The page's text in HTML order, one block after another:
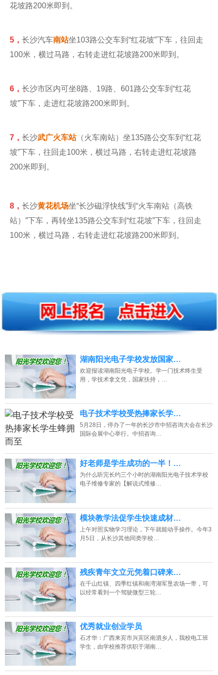
花坡路200米即到。
5， 长沙汽车南站坐103路公交车到“红花坡”下车，往回走
100米，横过马路，右转走进红花坡路200米即到。
6， 长沙市区内可坐8路、19路、601路公交车到“红花
坡”下车，走进红花坡路200米即到。
7， 长沙武广火车站（火车南站）坐135路公交车到“红花
坡”下车，往回走100米，横过马路，右转走进红花坡路
200米即到。
8， 长沙黄花机场坐“长沙磁浮快线”到“火车南站（高铁
站）”下车，再转坐135路公交车到“红花坡”下车，往回走
100米，横过马路，右转走进红花坡路200米即到。
湖南阳光电子学校发放国家…
欢迎报读湖南阳光电子学校。学一门技术终生受
用，学技术拿文凭，国家扶持，…
电子技术学校受热捧家长学…
5月28日，停办了一年的长沙市中招咨询大会在长沙
国际会展中心举行。中招咨询…
好老师是学生成功的一半！…
为什么听完长约三个小时的湖南阳光电子技术学校
电子维修专家的【解说式维修…
模块教学法促学生快速成材…
上午对照实物学习理论，下午就能动手操作。今年3
月5日，从长沙其他同类学校…
残疾青年文立元凭着口碑来…
在千山红镇、四季红镇和南湾湖军垦农场一带，可
以经常看到一个驾驶微型三轮…
优秀就业创业学员
石才华：广西来宾市兴宾区南泗乡人，我校电工班
学生，由学校推荐供职于湖南…